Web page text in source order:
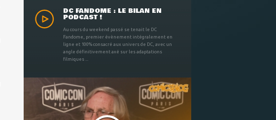
DC FANDOME : LE BILAN EN
PODCAST !
Au cours du weekend passé se tenait le DC
Fandome, premier évènement intégralement en
ligne et 100% consacré aux univers de DC, avec un
angle définitivement axé sur les adaptations
filmiques ...